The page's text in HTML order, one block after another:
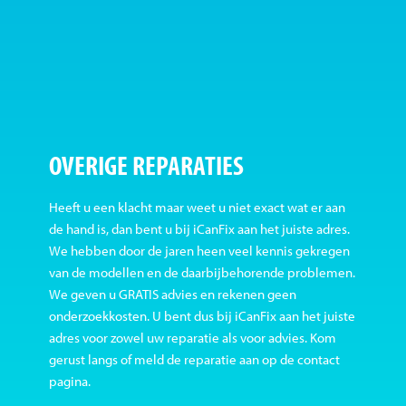
OVERIGE REPARATIES
Heeft u een klacht maar weet u niet exact wat er aan
de hand is, dan bent u bij iCanFix aan het juiste adres.
We hebben door de jaren heen veel kennis gekregen
van de modellen en de daarbijbehorende problemen.
We geven u GRATIS advies en rekenen geen
onderzoekkosten. U bent dus bij iCanFix aan het juiste
adres voor zowel uw reparatie als voor advies. Kom
gerust langs of meld de reparatie aan op de contact
pagina.